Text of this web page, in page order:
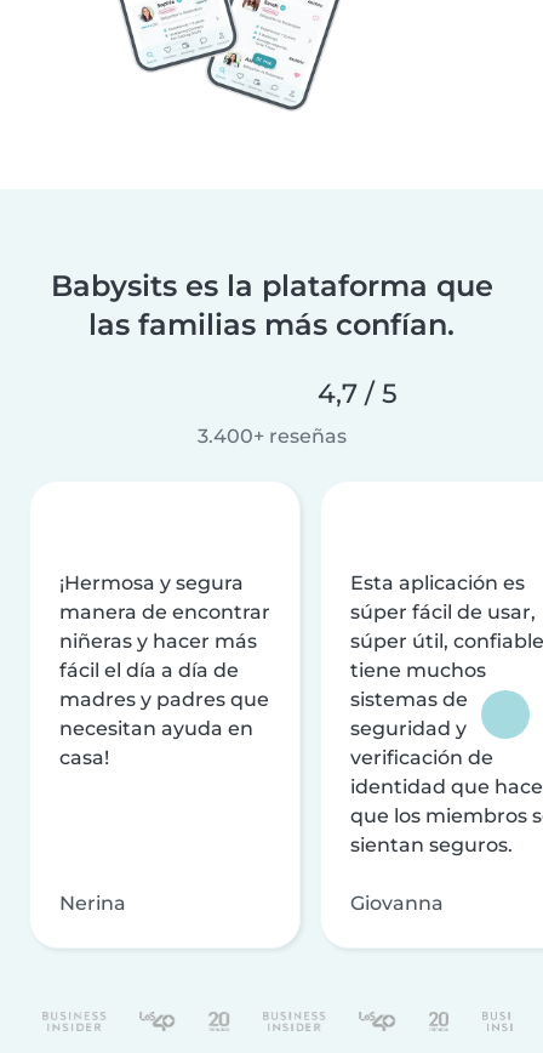
Babysits es la plataforma que
las familias más confían.
4,7 / 5
3.400+ reseñas
¡Hermosa y segura
manera de encontrar
niñeras y hacer más
fácil el día a día de
madres y padres que
necesitan ayuda en
casa!
Nerina
Esta aplicación es
súper fácil de usar,
súper útil,
tiene muchos
sistemas de
seguridad y
verificación de
identidad que
que los miembros
sientan seguros.
Giovanna